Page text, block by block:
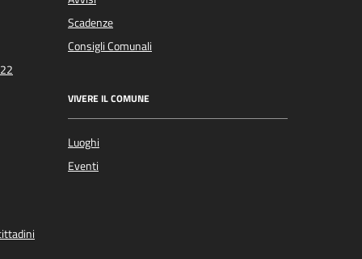
Scadenze
Consigli Comunali
VIVERE IL COMUNE
Luoghi
Eventi